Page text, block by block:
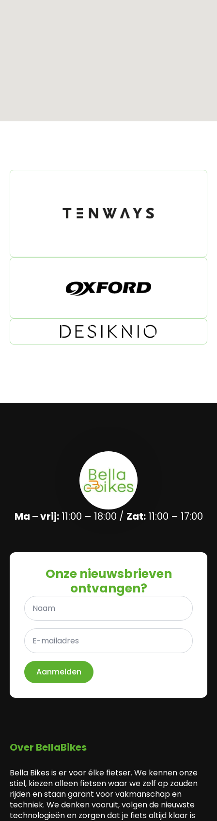
Ma – vrij:11:00 – 18:00 / Zat:11:00 – 17:00
Onze nieuwsbrieven
ontvangen?
Naam
E-
mailadres
*
Aanmelden
Over BellaBikes
Bella Bikes is er voor élke fietser. We kennen onze
stiel, kiezen alleen fietsen waar we zelf op zouden
rijden en staan garant voor vakmanschap en
techniek. We denken vooruit, volgen de nieuwste
technologieën en zorgen dat je fiets altijd klaar is